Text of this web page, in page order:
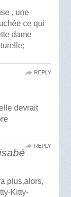
, une
ce qui
dame
devrait
REPLY
plus,alors,
Kitty-
REPLY